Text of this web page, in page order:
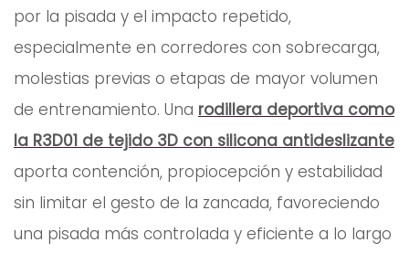
por la pisada y el impacto repetido,
especialmente en corredores con sobrecarga,
molestias previas o etapas de mayor volumen
de entrenamiento. Una rodillera deportiva como
la R3D01 de tejido 3D con silicona antideslizante
aporta contención, propiocepción y estabilidad
sin limitar el gesto de la zancada, favoreciendo
una pisada más controlada y eficiente a lo largo